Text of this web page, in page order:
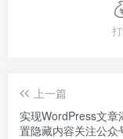
上一篇
实现WordPress文章
置隐藏内容关注公众